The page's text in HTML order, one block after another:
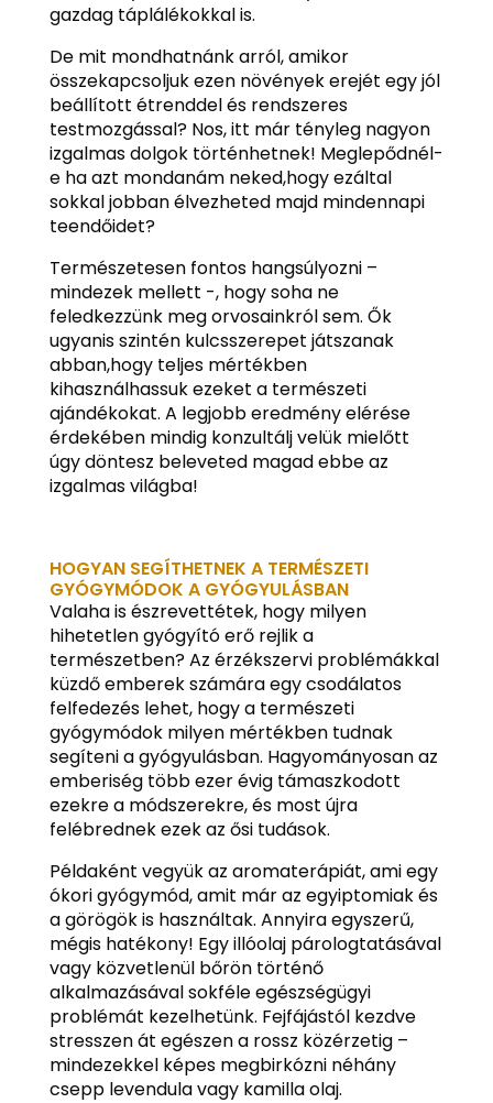
gazdag táplálékokkal is.
De mit mondhatnánk arról, amikor
összekapcsoljuk ezen növények erejét egy jól
beállított étrenddel és rendszeres
testmozgással? Nos, itt már tényleg nagyon
izgalmas dolgok történhetnek! Meglepődnél-
e ha azt mondanám neked,hogy ezáltal
sokkal jobban élvezheted majd mindennapi
teendőidet?
Természetesen fontos hangsúlyozni –
mindezek mellett -, hogy soha ne
feledkezzünk meg orvosainkról sem. Ők
ugyanis szintén kulcsszerepet játszanak
abban,hogy teljes mértékben
kihasználhassuk ezeket a természeti
ajándékokat. A legjobb eredmény elérése
érdekében mindig konzultálj velük mielőtt
úgy döntesz beleveted magad ebbe az
izgalmas világba!
HOGYAN SEGÍTHETNEK A TERMÉSZETI
GYÓGYMÓDOK A GYÓGYULÁSBAN
Valaha is észrevettétek, hogy milyen
hihetetlen gyógyító erő rejlik a
természetben? Az érzékszervi problémákkal
küzdő emberek számára egy csodálatos
felfedezés lehet, hogy a természeti
gyógymódok milyen mértékben tudnak
segíteni a gyógyulásban. Hagyományosan az
emberiség több ezer évig támaszkodott
ezekre a módszerekre, és most újra
felébrednek ezek az ősi tudások.
Példaként vegyük az aromaterápiát, ami egy
ókori gyógymód, amit már az egyiptomiak és
a görögök is használtak. Annyira egyszerű,
mégis hatékony! Egy illóolaj párologtatásával
vagy közvetlenül bőrön történő
alkalmazásával sokféle egészségügyi
problémát kezelhetünk. Fejfájástól kezdve
stresszen át egészen a rossz közérzetig –
mindezekkel képes megbirkózni néhány
csepp levendula vagy kamilla olaj.